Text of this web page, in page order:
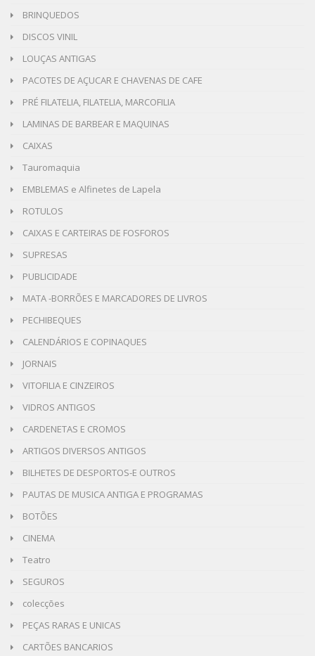
BRINQUEDOS
DISCOS VINIL
LOUÇAS ANTIGAS
PACOTES DE AÇUCAR E CHAVENAS DE CAFE
PRÉ FILATELIA, FILATELIA, MARCOFILIA
LAMINAS DE BARBEAR E MAQUINAS
CAIXAS
Tauromaquia
EMBLEMAS e Alfinetes de Lapela
ROTULOS
CAIXAS E CARTEIRAS DE FOSFOROS
SUPRESAS
PUBLICIDADE
MATA -BORRÕES E MARCADORES DE LIVROS
PECHIBEQUES
CALENDÁRIOS E COPINAQUES
JORNAIS
VITOFILIA E CINZEIROS
VIDROS ANTIGOS
CARDENETAS E CROMOS
ARTIGOS DIVERSOS ANTIGOS
BILHETES DE DESPORTOS-E OUTROS
PAUTAS DE MUSICA ANTIGA E PROGRAMAS
BOTÕES
CINEMA
Teatro
SEGUROS
colecções
PEÇAS RARAS E UNICAS
CARTÕES BANCARIOS